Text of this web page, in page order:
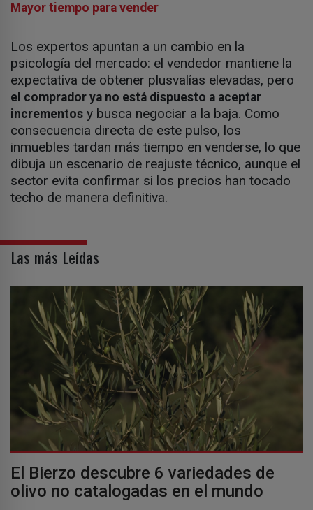
Mayor tiempo para vender
Los expertos apuntan a un cambio en la
psicología del mercado: el vendedor mantiene la
expectativa de obtener plusvalías elevadas, pero
el comprador ya no está dispuesto a aceptar
incrementos y busca negociar a la baja. Como
consecuencia directa de este pulso, los
inmuebles tardan más tiempo en venderse, lo que
dibuja un escenario de reajuste técnico, aunque el
sector evita confirmar si los precios han tocado
techo de manera definitiva.
Las más Leídas
El Bierzo descubre 6 variedades de
olivo no catalogadas en el mundo